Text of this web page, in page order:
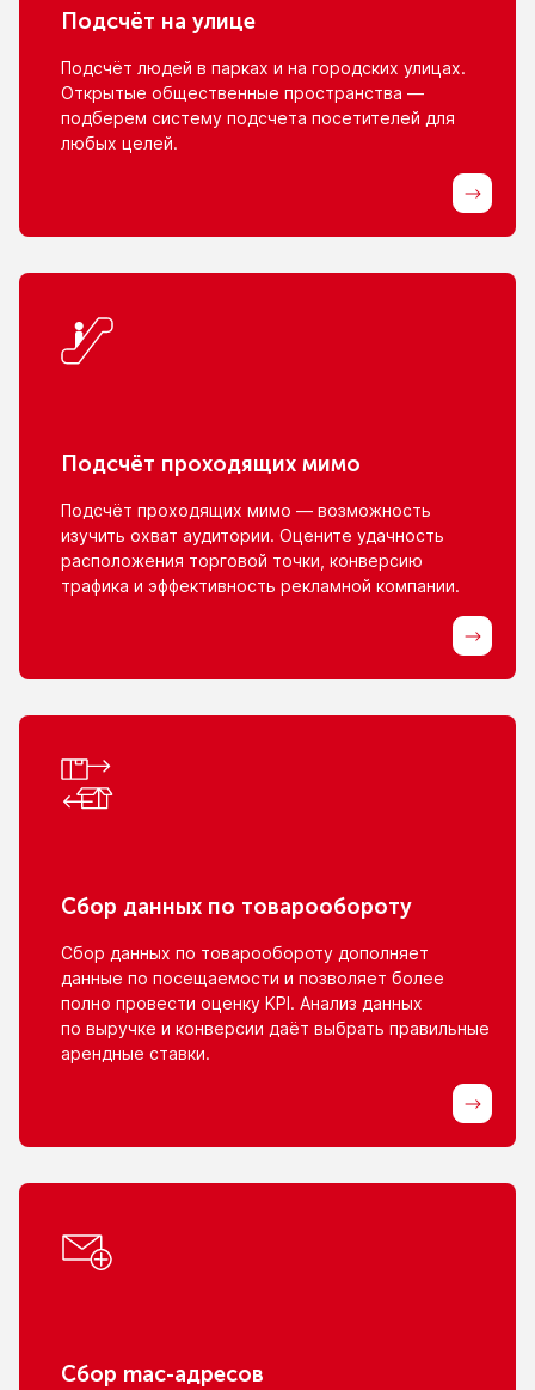
Подсчёт на улице
Подсчёт людей в парках и на городских улицах.
Открытые общественные пространства —
подберем систему подсчета посетителей для
любых целей.
Подсчёт проходящих мимо
Подсчёт проходящих мимо — возможность
изучить охват аудитории. Оцените удачность
расположения торговой точки, конверсию
трафика и эффективность рекламной компании.
Сбор данных по товарообороту
Сбор данных по товарообороту дополняет
данные по посещаемости и позволяет более
полно провести оценку KPI. Анализ данных
по выручке и конверсии даёт выбрать правильные
арендные ставки.
Сбор mac-адресов